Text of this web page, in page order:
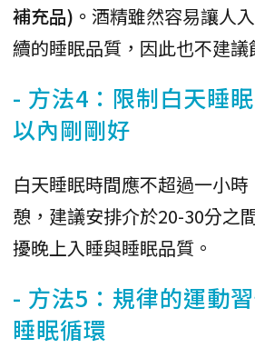
補充品)。 酒精雖然容易讓人
續的睡眠品質，因此也不建議
- 方法4：限制白天睡
以內剛剛好
白天睡眠時間應不超過一小
憩，建議安排介於20-30分之
擾晚上入睡與睡眠品質。
- 方法5：規律的運動
睡眠循環